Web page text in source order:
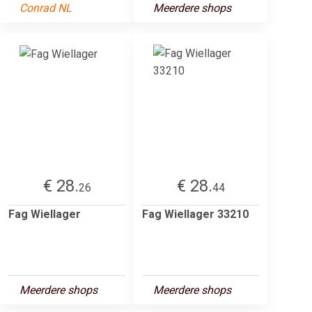
Conrad NL Meerdere shops
€ 28.26
Fag Wiellager
Meerdere shops
€ 28.44
Fag Wiellager 33210
Meerdere shops